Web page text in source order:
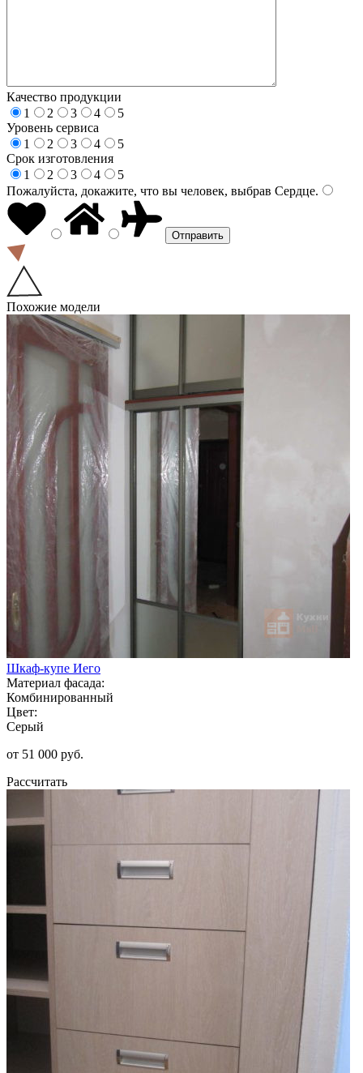
Качество продукции
1
2 3 4
5
Уровень сервиса
1
2 3 4
5
Срок изготовления
1
2 3 4
5
Пожалуйста, докажите, что вы человек, выбрав Сердце.
Похожие модели
Шкаф-купе Иего
Материал фасада:
Комбинированный
Цвет:
Серый
от 51 000 руб.
Рассчитать